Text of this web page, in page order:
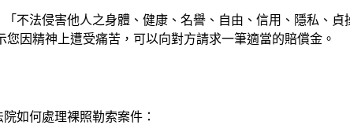
「不法侵害他人之身體、健康、名譽、自由、信用、隱私、
您因精神上遭受痛苦，可以向對方請求一筆適當的賠償金。
如何處理裸照勒索案件：